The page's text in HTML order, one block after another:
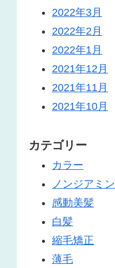
2022年3月
2022年2月
2022年1月
2021年12月
2021年11月
2021年10月
カテゴリー
カラー
ノンジアミン
感動美髪
白髪
縮毛矯正
薄毛